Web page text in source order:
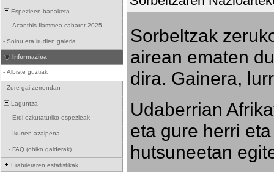
Espezieen banaketa
- Acanthis flammea cabaret 2025
- Soinu eta irudien galeria
Informazioa
- Albiste guztiak
- Zure gai-zerrendan
Laguntza
- Erdi ezkutaturiko espezieak
- Ikurren azalpena
- FAQ (ohiko galderak)
Erabileraren estatistikak
Sorbeltzak
airean ematen
dira. Gainera,
Udaberrian
eta gure herri
hutsuneetan